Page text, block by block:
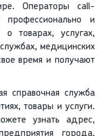
Операторы call-
и
товарах, услугах,
медицинских
время и получают
справочная служба
товары и услуги.
узнать адрес,
города,